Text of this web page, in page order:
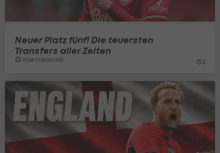
Neuer Platz fünf! Die teuersten
Transfers aller Zeiten
International 3